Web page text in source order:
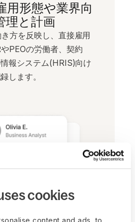
cookies
用形態や業界向
理と計画
方を反映し、直接雇用
PEOの労働者、契約
報システム(HRIS)向け
します。